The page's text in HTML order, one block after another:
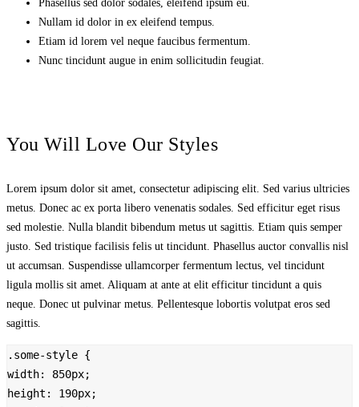
Phasellus sed dolor sodales, eleifend ipsum eu.
Nullam id dolor in ex eleifend tempus.
Etiam id lorem vel neque faucibus fermentum.
Nunc tincidunt augue in enim sollicitudin feugiat.
You Will Love Our Styles
Lorem ipsum dolor sit amet, consectetur adipiscing elit. Sed varius ultricies
metus. Donec ac ex porta libero venenatis sodales. Sed efficitur eget risus
sed molestie. Nulla blandit bibendum metus ut sagittis. Etiam quis semper
justo. Sed tristique facilisis felis ut tincidunt. Phasellus auctor convallis nisl
ut accumsan. Suspendisse ullamcorper fermentum lectus, vel tincidunt
ligula mollis sit amet. Aliquam at ante at elit efficitur tincidunt a quis
neque. Donec ut pulvinar metus. Pellentesque lobortis volutpat eros sed
sagittis.
.some-style {
width: 850px;
height: 190px;